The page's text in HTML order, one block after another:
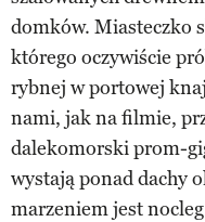
domków. Miasteczko
którego oczywiście
rybnej w portowej
nami, jak na filmie,
dalekomorski prom-
wystają ponad dachy
marzeniem jest